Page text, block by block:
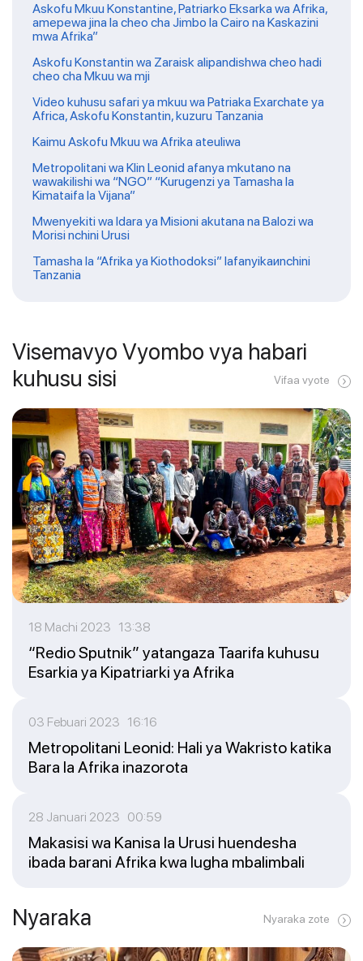
Askofu Mkuu Konstantine, Patriarko Eksarka wa Afrika,
amepewa jina la cheo cha Jimbo la Cairo na Kaskazini
mwa Afrika”
Askofu Konstantin wa Zaraisk alipandishwa cheo hadi
cheo cha Mkuu wa mji
Video kuhusu safari ya mkuu wa Patriaka Exarchate ya
Africa, Askofu Konstantin, kuzuru Tanzania
Kaimu Askofu Mkuu wa Afrika ateuliwa
Metropolitani wa Klin Leonid afanya mkutano na
wawakilishi wa “NGO” “Kurugenzi ya Tamasha la
Kimataifa la Vijana”
Mwenyekiti wa Idara ya Misioni akutana na Balozi wa
Morisi nchini Urusi
Tamasha la “Afrika ya Kiothodoksi” lafanyikaиnchini
Tanzania
Visemavyo Vyombo vya habari
kuhusu sisi
Vifaa vyote
18 Machi 2023 13:38
“Redio Sputnik” yatangaza Taarifa kuhusu
Esarkia ya Kipatriarki ya Afrika
03 Febuari 2023 16:16
Metropolitani Leonid: Hali ya Wakristo katika
Bara la Afrika inazorota
28 Januari 2023 00:59
Makasisi wa Kanisa la Urusi huendesha
ibada barani Afrika kwa lugha mbalimbali
Nyaraka Nyaraka zote